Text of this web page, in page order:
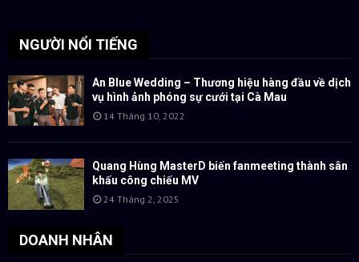
NGƯỜI NỔI TIẾNG
An Blue Wedding – Thương hiệu hàng đầu về dịch
vụ hình ảnh phóng sự cưới tại Cà Mau
14 Tháng 10, 2022
Quang Hùng MasterD biến fanmeeting thành sân
khấu công chiếu MV
24 Tháng 2, 2025
DOANH NHÂN